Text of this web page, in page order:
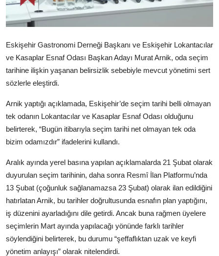
Belediye
SON DAKİKA
Köşe Yazısı
Dernek
Galeri
Gastronomi
E-GAZETE
Eskişehir Gastronomi Derneği Başkanı ve Eskişehir Lokantacılar
ve Kasaplar Esnaf Odası Başkan Adayı Murat Arnik, oda seçim
tarihine ilişkin yaşanan belirsizlik sebebiyle mevcut yönetimi sert
sözlerle eleştirdi.
Arnik yaptığı açıklamada, Eskişehir’de seçim tarihi belli olmayan
tek odanın Lokantacılar ve Kasaplar Esnaf Odası olduğunu
belirterek, “Bugün itibarıyla seçim tarihi net olmayan tek oda
bizim odamızdır” ifadelerini kullandı.
Aralık ayında yerel basına yapılan açıklamalarda 21 Şubat olarak
duyurulan seçim tarihinin, daha sonra Resmî İlan Platformu’nda
13 Şubat (çoğunluk sağlanamazsa 23 Şubat) olarak ilan edildiğini
hatırlatan Arnik, bu tarihler doğrultusunda esnafın plan yaptığını,
iş düzenini ayarladığını dile getirdi. Ancak buna rağmen üyelere
seçimlerin Mart ayında yapılacağı yönünde farklı tarihler
söylendiğini belirterek, bu durumu “şeffaflıktan uzak ve keyfi
yönetim anlayışı” olarak nitelendirdi.